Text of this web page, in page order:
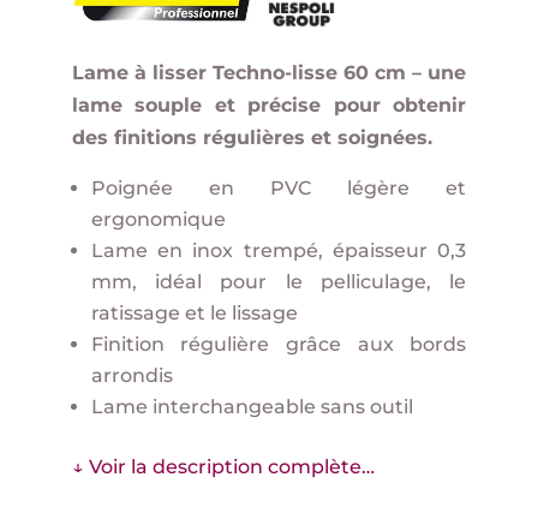
Lame à lisser Techno-lisse 60 cm – une
lame souple et précise pour obtenir
des finitions régulières et soignées.
Poignée en PVC légère et
ergonomique
Lame en inox trempé, épaisseur 0,3
mm, idéal pour le pelliculage, le
ratissage et le lissage
Finition régulière grâce aux bords
arrondis
Lame interchangeable sans outil
↓ Voir la description complète…